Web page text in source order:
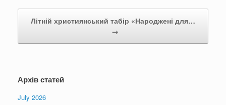
Літній християнський табір «Народжені для…
→
Архів статей
July 2026